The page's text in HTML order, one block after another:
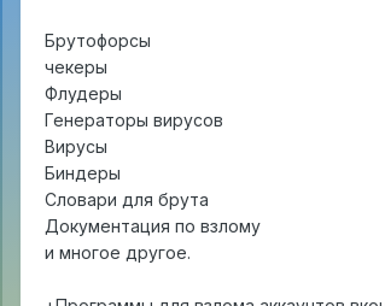
Брутофорсы
чекеры
Флудеры
Генераторы вирусов
Вирусы
Биндеры
Словари для брута
Документация по взлому
и многое другое.